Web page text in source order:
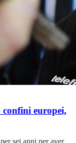
europei,